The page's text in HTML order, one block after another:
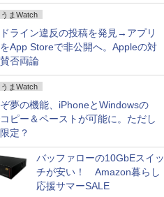
まWatch
ライン違反の投稿を発見→アプリ
App Storeで非公開へ。Appleの対
否両論
まWatch
夢の機能、iPhoneとWindowsの
ピー＆ペーストが可能に。ただし
定？
バッファローの10GbEスイッ
チが安い！ Amazon暮らし
応援サマーSALE